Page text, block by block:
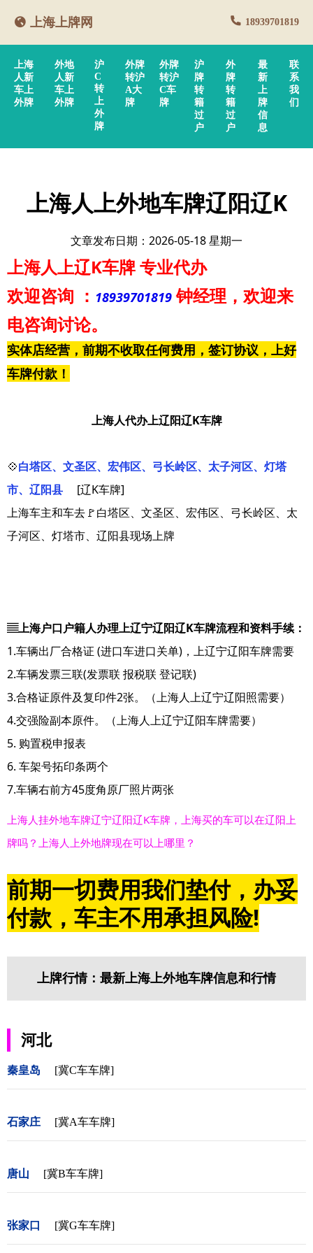
上海上牌网 18939701819
上海
人新
车上
外牌
外地
人新
车上
外牌
沪
C
转
上
外
牌
外牌
转沪
A大
牌
外牌
转沪
C车
牌
沪
牌
转
籍
过
户
外
牌
转
籍
过
户
最
新
上
牌
信
息
联
系
我
们
上海人上外地车牌辽阳辽K
文章发布日期：2026-05-18 星期一
上海人上辽K车牌专业代办
欢迎咨询 ： 18939701819 钟经理 ，欢迎来
电咨询讨论。
实体店经营，前期不收取任何费用，签订协议，上好
车牌付款！
上海人代办上辽阳辽K车牌
💠白塔区、文圣区、宏伟区、弓长岭区、太子河区、灯塔
市、辽阳县
[辽K车牌]
上海车主和车去🚩白塔区、文圣区、宏伟区、弓长岭区、太
子河区、灯塔市、辽阳县现场上牌
▤上海户口户籍人办理上辽宁辽阳辽K车牌流程和资料手续：
1.车辆出厂合格证 (进口车进口关单)，上辽宁辽阳车牌需要
2.车辆发票三联(发票联 报税联 登记联)
3.合格证原件及复印件2张。（上海人上辽宁辽阳照需要）
4.交强险副本原件。（上海人上辽宁辽阳车牌需要）
5. 购置税申报表
6. 车架号拓印条两个
7.车辆右前方45度角原厂照片两张
上海人挂外地车牌辽宁辽阳辽K车牌，上海买的车可以在辽阳上
牌吗？上海人上外地牌现在可以上哪里？
前期一切费用我们垫付，办妥
付款，车主不用承担风险!
上牌行情：最新上海上外地车牌信息和行情
河北
秦皇岛 [冀C车车牌]
石家庄 [冀A车车牌]
唐山 [冀B车车牌]
张家口 [冀G车车牌]